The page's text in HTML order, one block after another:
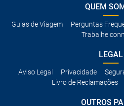
QUEM
Guias de Viagem Perguntas
Trabalhe
LEGAL
Aviso Legal Privacidade
Livro de Reclamações
OUTROS